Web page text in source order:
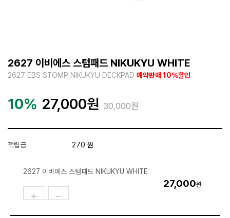
2627 이비에스 스텀패드 NIKUKYU WHITE
2627 EBS STOMP NIKUKYU DECKPAD 예약판매 10%할인
10% 27,000원 30,000원
적립금 270 원
2627 이비에스 스텀패드 NIKUKYU WHITE
27,000원